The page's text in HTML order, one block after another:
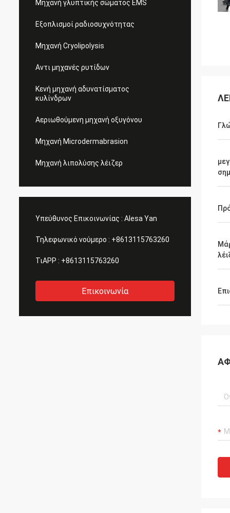
Μηχανή γλυπτικής σώματος EMS
Εξοπλισμοί ραδιοσυχνότητας
Μηχανή Cryolipolysis
Αντι μηχανές ρυτίδων
Κενή μηχανή αδυνατίσματος
κυλίνδρων
Αεριωθούμενη μηχανή οξυγόνου
Μηχανή Microdermabrasion
Μηχανή λιπολύσης λέιζερ
Υπεύθυνος Επικοινωνίας : Alesa Yan
Τηλεφωνικό νούμερο : +8613115763260
ΤιAPP : +8613115763260
Επικοινωνία